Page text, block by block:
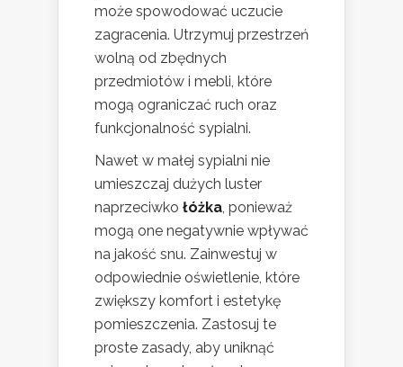
może spowodować uczucie
zagracenia. Utrzymuj przestrzeń
wolną od zbędnych
przedmiotów i mebli, które
mogą ograniczać ruch oraz
funkcjonalność sypialni.
Nawet w małej sypialni nie
umieszczaj dużych luster
naprzeciwko łóżka, ponieważ
mogą one negatywnie wpływać
na jakość snu. Zainwestuj w
odpowiednie oświetlenie, które
zwiększy komfort i estetykę
pomieszczenia. Zastosuj te
proste zasady, aby uniknąć